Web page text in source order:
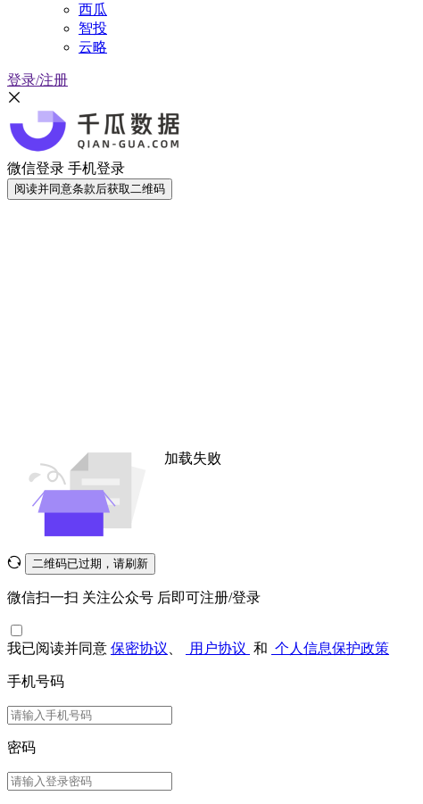
西瓜
智投
云略
登录/注册
微信登录 手机登录
阅读并同意条款后获取二维码
加载失败
二维码已过期，请刷新
微信扫一扫 关注公众号 后即可注册/登录
我已阅读并同意 保密协议 用户协议 和 个人信息保护政策
手机号码
密码